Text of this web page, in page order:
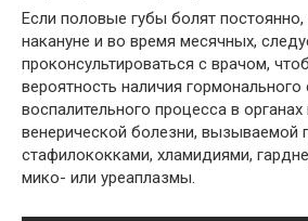
Если половые губы болят постоянно,
накануне и во время месячных,
проконсультироваться с врачом,
вероятность наличия гормонального
воспалительного процесса в
венерической болезни, вызываемой
стафилококками, хламидиями,
мико- или уреаплазмы.